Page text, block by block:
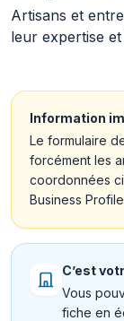
Artisans et
leur expertise
Information
Le formulaire
forcément les
coordonnées
Business
C’est
Vous
fiche en